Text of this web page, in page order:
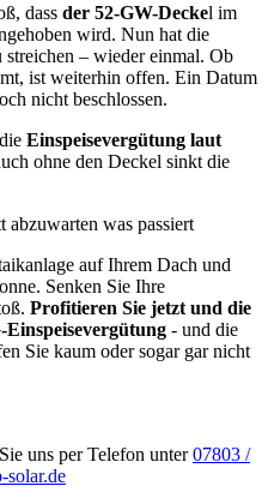
dass der 52-GW-Deckel im
wird. Nun hat die
– wieder einmal. Ob
ist weiterhin offen. Ein Datum
nicht beschlossen.
Einspeisevergütung laut
ohne den Deckel sinkt die
abzuwarten was passiert
auf Ihrem Dach und
. Senken Sie Ihre
Profitieren Sie jetzt und die
- und die
Sie kaum oder sogar gar nicht
uns per Telefon unter07803 /
solar.de